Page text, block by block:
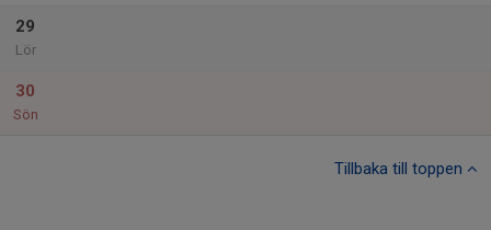
29
Lör
30
Sön
Tillbaka till toppen